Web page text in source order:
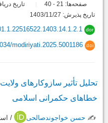
صفحه‌ها: 21
-
تاریخ دریافت:
تاریخ پذیرش: 1403/11/27
dor
doi
modiriyati.2025.5001186
تحلیل تأثیر سازوکارهای
خطاهای حکمرانی اسلامی
✍️ حسن خواجوندصالحی
/